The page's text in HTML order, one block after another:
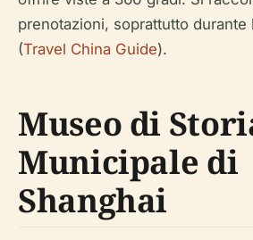
prenotazioni, soprattutto durante
(Travel China Guide).
Museo di
Municipale di
Shanghai